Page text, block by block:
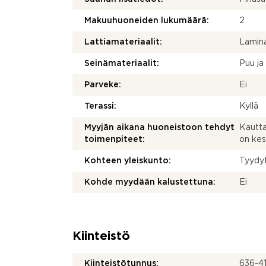
Makuuhuoneiden lukumäärä: 2
Lattiamateriaalit:
Seinämateriaalit: Puu
Parveke: Ei
Terassi: Kyllä
Myyjän aikana huoneistoon tehdyt
toimenpiteet:
on
Kohteen yleiskunto:
Kohde myydään kalustettuna: Ei
Kiinteistö
Kiinteistötunnus: 636-